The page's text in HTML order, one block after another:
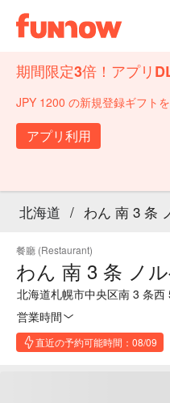
期間限定3倍！アプリ
JPY 1200 の新規登録ギフト
アプリ利用
北海道 / わん 南 3 条
餐廳 (Restaurant)
わん 南 3 条 ノ
北海道札幌市中央区南 3 条
営業時間
直近の予約可能時間：08/09